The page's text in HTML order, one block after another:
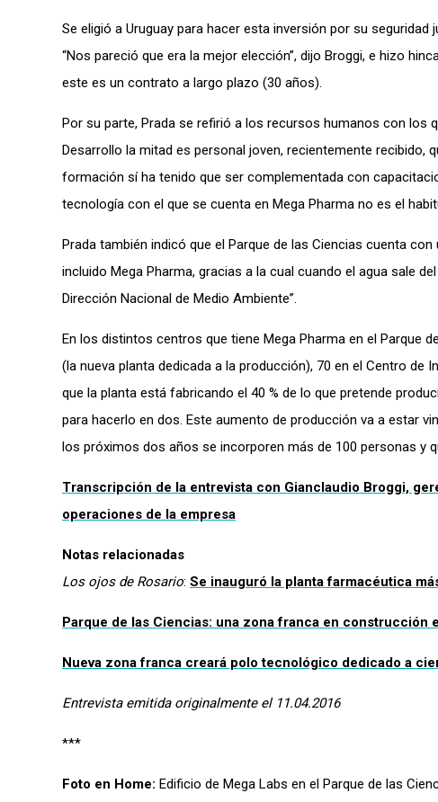
Se eligió a Uruguay para hacer esta inversión por su
“Nos pareció que era la mejor elección”, dijo Broggi, e hizo
este es un contrato a largo plazo (30 años).
Por su parte, Prada se refirió a los recursos humanos con los
Desarrollo la mitad es personal joven, recientemente recibido,
formación sí ha tenido que ser complementada con
tecnología con el que se cuenta en Mega Pharma no es el
Prada también indicó que el Parque de las Ciencias cuenta
incluido Mega Pharma, gracias a la cual cuando el agua sale
Dirección Nacional de Medio Ambiente”.
En los distintos centros que tiene Mega Pharma en el Parque
(la nueva planta dedicada a la producción), 70 en el Centro
que la planta está fabricando el 40 % de lo que pretende
para hacerlo en dos. Este aumento de producción va a estar
los próximos dos años se incorporen más de 100 personas y
Transcripción de la entrevista con Gianclaudio Broggi,
operaciones de la empresa
Notas relacionadas
Los ojos de Rosario: Se inauguró la planta farmacéutica
Parque de las Ciencias: una zona franca en
Nueva zona franca creará polo tecnológico dedicado a
Entrevista emitida originalmente el 11.04.2016
***
Foto en Home: Edificio de Mega Labs en el Parque de las